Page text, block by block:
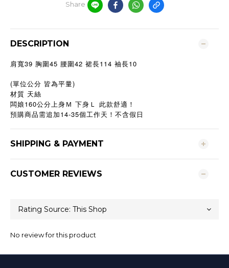
Share
DESCRIPTION
肩寬39 胸圍 45 腰圍 42 裙長114 袖長10
(單位公分 皆為平量)
材質 天絲
闆娘 160公分上身Ｍ 下身Ｌ 此款舒適！
預購商品需追加14-35個工作天！不含假日
SHIPPING & PAYMENT
CUSTOMER REVIEWS
No review for this product